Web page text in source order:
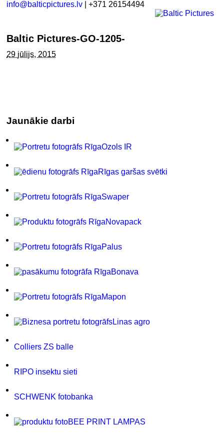
info@balticpictures.lv | +371 26154494
Baltic Pictures-GO-1205-
29 jūlijs, 2015
Jaunākie darbi
Ozols IR
Rīgas garšas svētki
Swaper
Novapack
Palus
Bonava
Mapon
Linas agro
Colliers ZS balle
RIPO insektu sieti
SCHWENK fotobanka
BEE PRINT LAMPAS